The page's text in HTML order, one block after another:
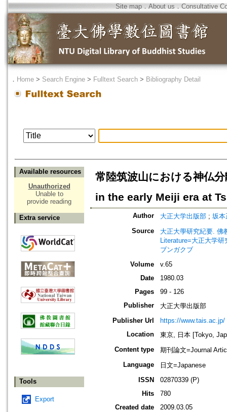
Site map．About us ． Consultative
． Home > Search Engine > Fulltext Search > Bibliography Detail
Available resources
Unauthorized
Unable to
provide reading
Extra service
Tools
Export
常陸筑波山における神仏
in the early Meiji era at
Author 大正大学出版部 ; 坂本
Source
大正大學研究紀要. 佛
Literature=大正大学
ブンガクブ
Volume
v.65
Date
1980.03
Pages
99 - 126
Publisher
大正大學出版部
Publisher Url
https://www.tais.ac.jp/
Location
東京, 日本 [Tokyo,
Content type
期刊論文=Journal
Language
日文=Japanese
ISSN
02870339 (P)
Hits
780
Created date
2009.03.05